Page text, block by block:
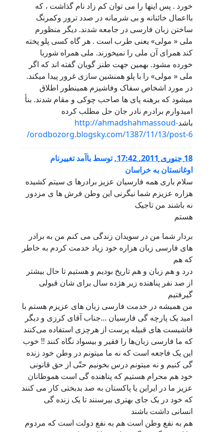
خورد . پس اینها را می توان کم زاد نام گذاشت ، که
بااعمال خائنانه و بی شرمانه در صدد ترور وکمرنگ
ساختن زبان فارسی در جامعه شدند. دیگر منظورم
ملی « مولی» یعنی طرب است . هر گاه کسی پلو پخته
کند همرای آن ملی را نمیخورند. ملی همراه شوربا
خورده مشود. بهمین جهت طنز گویان گفته اند که اگر
ملی « مولی» را با پلو همنشین سازی غرور پیدا میکند.
در مورد اشخاص سفاک وفاشیزم همینطور اطلاق
میشود که برهنه پای ها صاحب چوکی و مقام شدند. بنأ
امیدوارم برادرم نادر جان حل مطلب کرده
باشدhttp://ahmadshahmassoud-
orodbozorg.blogsky.com/1387/11/13/post-6/
18 جنوری 2011, 17:42 ,توسط باآمد تغییرنام
اوغانستان به خراسان
سلام باری همه فارسیان عزیز برادر‌ها ی سیتم کشیده
هزاره عزیزم شما نیگرنی این وطن فرش ها ی مزدور
نه باشند من تاجیک
هستم
بردار شما من در سویدان زندگی می کنم من به برادر
های فارسی زبان هزاره خود زیاد خدمت کردم به خاطر
که هم
درد و هم زبان و هم تاریخ بودیم و هستیم تا حال بیشتر
از صد نفر پناهنده زیر هژده سال برای شان قبولی
گیرفتیم
من همیشه در خدمت فارسی زبان های عزیزم هستم با
امید یک پارچه گی فارسیان ...جناب آقای کرزی و دیگر
فاشیست های قبیله پرست از هرچزی استفاده می‌‌کنند
که ما فارسی زبان‌ها را فقیر و بیسواد ‏نگاه‏ کنند !! خوب
این یک فاجعه است که نه ما میتونم در وطن خود زنده
گی‌ کنیم و نه میتونم درس بخونیم حتّی از ‏حق قانونی
خود هم محرام هستیم که ‏پناهنده‏ گی است هموطانان
عزیز ما در ایراین یا پاکستان به صد بدبختی کار می کنند
که خود در یک جای بهتری بیرسنند تا یک زنده گی‌
انسانی داشت باشند
هم به‌‌ نفع وطن است هم به‌‌ نفع دولت است که مردوم